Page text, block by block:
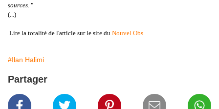
sources. "
(...)
Lire la totalité de l'article sur le site du Nouvel Obs
#Ilan Halimi
Partager